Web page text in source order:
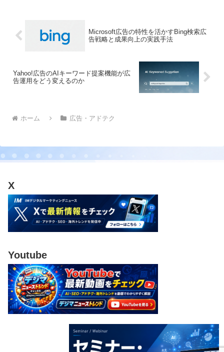
Microsoft広告の特性を活かすBing検索広
告戦略と成果向上の実践手法
Yahoo!広告のAIキーワード提案機能が広
告運用をどう変えるのか
ホーム 広告・アドテク
X
Youtube